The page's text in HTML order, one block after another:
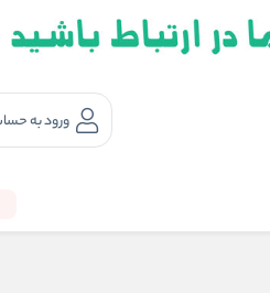
ورود به